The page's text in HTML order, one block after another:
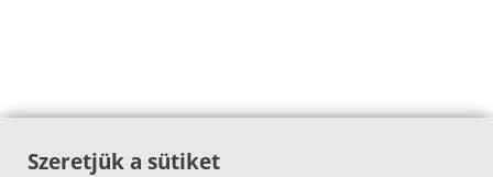
Szeretjük a sütiket